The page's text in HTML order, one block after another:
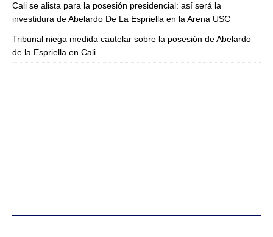
Cali se alista para la posesión presidencial: así será la
investidura de Abelardo De La Espriella en la Arena USC
Tribunal niega medida cautelar sobre la posesión de Abelardo
de la Espriella en Cali